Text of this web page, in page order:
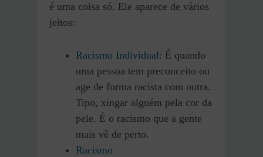
é uma coisa só. Ele aparece de vários
jeitos:
Racismo Individual: É quando
uma pessoa tem preconceito ou
age de forma racista com outra.
Tipo, xingar alguém pela cor da
pele. É o racismo que a gente
mais vê de perto.
Racismo